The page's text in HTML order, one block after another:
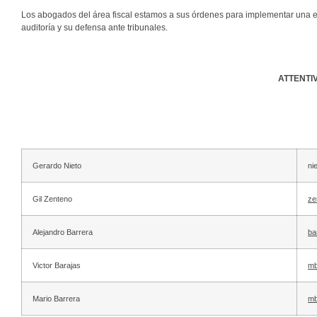
Los abogados del área fiscal estamos a sus órdenes para implementar
auditoría y su defensa ante tribunales.
Gerardo Nieto
Gil Zenteno
Alejandro Barrera
Victor Barajas
Mario Barrera